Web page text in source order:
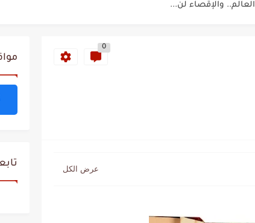
والإقصاء لن...
نظام العسكر ويعيد قراءة...
0